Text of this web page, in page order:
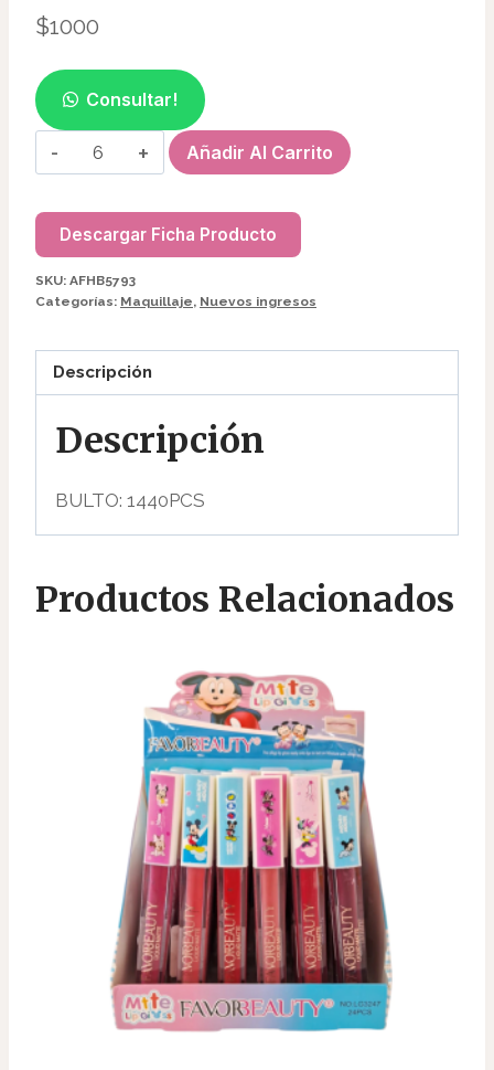
$1000
Consultar!
BALSAMO
LABIAL
3250
cantidad
Añadir Al Carrito
Descargar Ficha Producto
SKU: AFHB5793
Categorías: Maquillaje, Nuevos ingresos
Descripción
Descripción
BULTO: 1440PCS
Productos Relacionados